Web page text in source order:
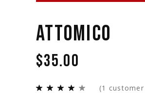
ATTOMICO
$35.00
(1